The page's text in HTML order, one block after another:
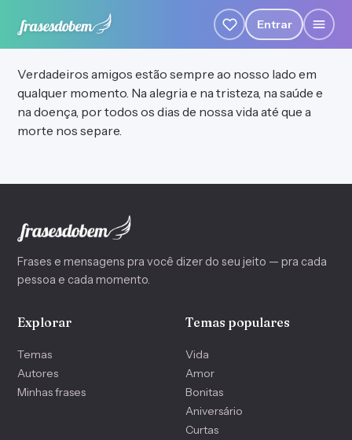
Entrar
Verdadeiros amigos estão sempre ao nosso lado em
qualquer momento. Na alegria e na tristeza, na saúde e
na doença, por todos os dias de nossa vida até que a
morte nos separe.
Frases e mensagens pra você dizer do seu jeito — pra cada
pessoa e cada momento.
Explorar
Temas
Autores
Minhas frases
Temas populares
Vida
Amor
Bonitas
Aniversário
Curtas